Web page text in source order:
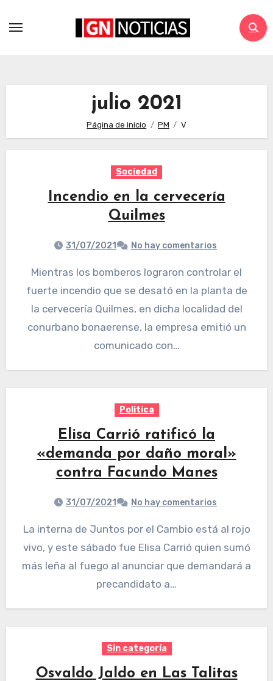
julio 2021
Página de inicio PM V
Sociedad
Incendio en la cervecería
Quilmes
31/07/2021 No hay comentarios
Mientras los bomberos lograron controlar el
fuerte incendio que se desató en la planta de
la cervecería Quilmes, en dicha localidad del
conurbano bonaerense, la empresa emitió un
comunicado con…
Politica
Elisa Carrió ratificó la
«demanda por daño moral»
contra Facundo Manes
31/07/2021 No hay comentarios
La interna de Juntos por el Cambio está al rojo
vivo, y este sábado fue Elisa Carrió quien sumó
más leña al fuego al anunciar que demandará a
precandidato a…
Sin categoría
Osvaldo Jaldo en Las Talitas